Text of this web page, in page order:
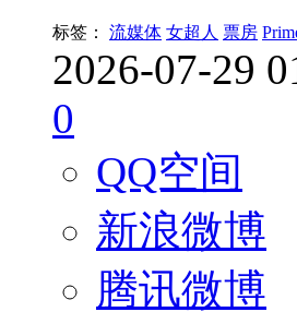
标签： 流媒体 女超人 票房
2026-07-29
0
QQ空间
新浪微博
腾讯微博